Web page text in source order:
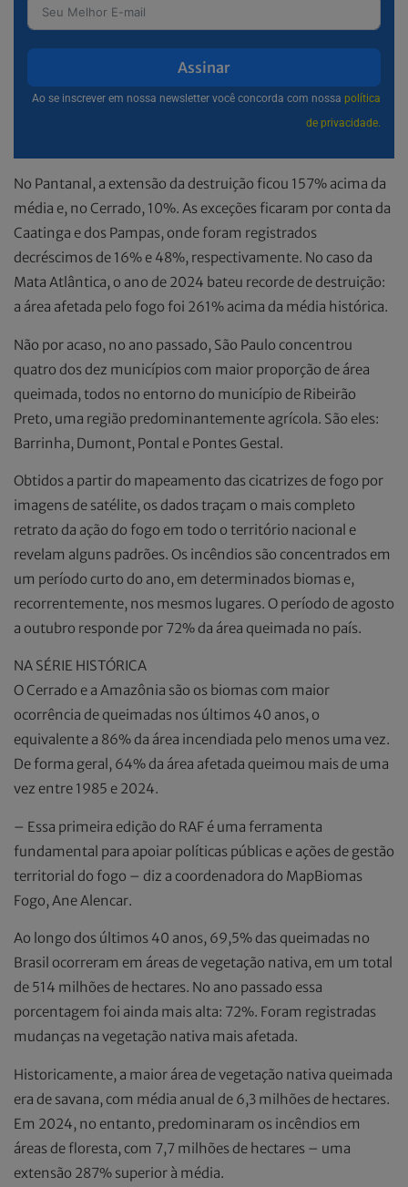
Assinar
Ao se inscrever em nossa newsletter você concorda com nossa política
de privacidade.
No Pantanal, a extensão da destruição ficou 157% acima da
média e, no Cerrado, 10%. As exceções ficaram por conta da
Caatinga e dos Pampas, onde foram registrados
decréscimos de 16% e 48%, respectivamente. No caso da
Mata Atlântica, o ano de 2024 bateu recorde de destruição:
a área afetada pelo fogo foi 261% acima da média histórica.
Não por acaso, no ano passado, São Paulo concentrou
quatro dos dez municípios com maior proporção de área
queimada, todos no entorno do município de Ribeirão
Preto, uma região predominantemente agrícola. São eles:
Barrinha, Dumont, Pontal e Pontes Gestal.
Obtidos a partir do mapeamento das cicatrizes de fogo por
imagens de satélite, os dados traçam o mais completo
retrato da ação do fogo em todo o território nacional e
revelam alguns padrões. Os incêndios são concentrados em
um período curto do ano, em determinados biomas e,
recorrentemente, nos mesmos lugares. O período de agosto
a outubro responde por 72% da área queimada no país.
NA SÉRIE HISTÓRICA
O Cerrado e a Amazônia são os biomas com maior
ocorrência de queimadas nos últimos 40 anos, o
equivalente a 86% da área incendiada pelo menos uma vez.
De forma geral, 64% da área afetada queimou mais de uma
vez entre 1985 e 2024.
– Essa primeira edição do RAF é uma ferramenta
fundamental para apoiar políticas públicas e ações de gestão
territorial do fogo – diz a coordenadora do MapBiomas
Fogo, Ane Alencar.
Ao longo dos últimos 40 anos, 69,5% das queimadas no
Brasil ocorreram em áreas de vegetação nativa, em um total
de 514 milhões de hectares. No ano passado essa
porcentagem foi ainda mais alta: 72%. Foram registradas
mudanças na vegetação nativa mais afetada.
Historicamente, a maior área de vegetação nativa queimada
era de savana, com média anual de 6,3 milhões de hectares.
Em 2024, no entanto, predominaram os incêndios em
áreas de floresta, com 7,7 milhões de hectares – uma
extensão 287% superior à média.